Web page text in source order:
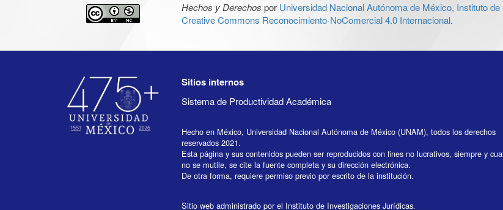
Hechos y Derechos por Universidad Nacional Autónoma de México, Instituto
Creative Commons Reconocimiento-NoComercial 4.0 Internacional.
Sitios internos
Sistema de Productividad Académica
Hecho en México, Universidad Nacional Autónoma de México (UNAM), todos los derechos
reservados 2021.
Esta página y sus contenidos pueden ser reproducidos con fines no lucrativos, siempre y
no se mutile, se cite la fuente completa y su dirección electrónica.
De otra forma, requiere permiso previo por escrito de la institución.
Sitio web administrado por el Instituto de Investigaciones Jurídicas.